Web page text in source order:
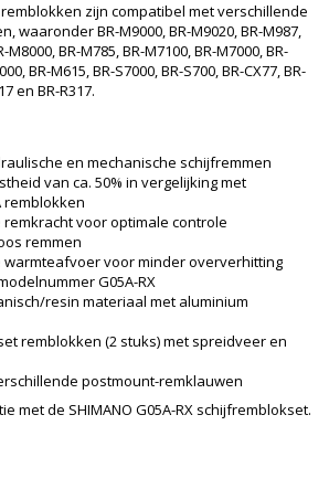
remblokken zijn compatibel met verschillende
waaronder BR-M9000, BR-M9020, BR-M987,
M8000, BR-M785, BR-M7100, BR-M7000, BR-
BR-M615, BR-S7000, BR-S700, BR-CX77, BR-
en BR-R317.
en mechanische schijfremmen
van ca. 50% in vergelijking met
remblokken
voor optimale controle
remmen
voor minder oververhitting
G05A-RX
resin materiaal met aluminium
remblokken (2 stuks) met spreidveer en
postmount-remklauwen
met de SHIMANO G05A-RX schijfremblokset.